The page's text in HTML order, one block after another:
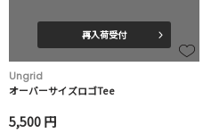
再入荷受付
Ungrid
オーバーサイズロゴTee
5,500 円